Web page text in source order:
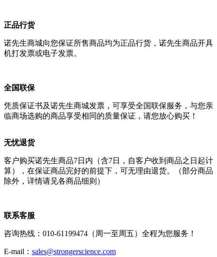
正品行货
诺先生商城向您保证所售商品均为正品行货，诺先生商品开具
机打发票或电子发票。
全国联保
凭质保证书及诺先生商城发票，可享受全国联保服务，与您亲
临商场选购的商品享受相同的质量保证，请您放心购买！
无忧退货
客户购买诺先生商品7日内（含7日，自客户收到商品之日起计
算），在保证商品完好的前提下，可无理由退货。（部分商品
除外，详情请见各商品细则）
联系客服
咨询热线：010-61199474（周一至周五）全程为您服务！
E-mail： sales@strongerscience.com